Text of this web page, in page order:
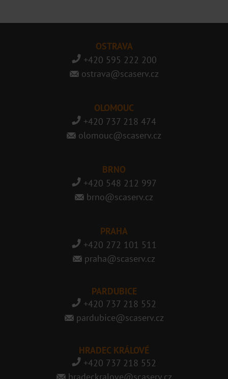
OSTRAVA
+420 595 222 200
ostrava@scaserv.cz
OLOMOUC
+420 737 218 474
olomouc@scaserv.cz
BRNO
+420 548 212 997
brno@scaserv.cz
PRAHA
+420 272 101 511
praha@scaserv.cz
PARDUBICE
+420 737 218 552
pardubice@scaserv.cz
HRADEC KRÁLOVÉ
+420 737 218 552